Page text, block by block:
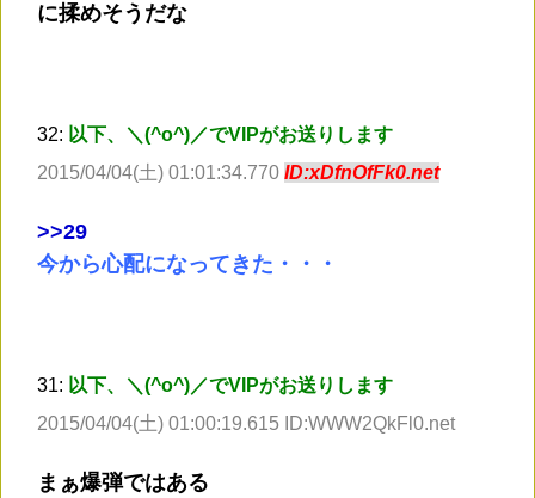
に揉めそうだな
32: 以下、＼(^o^)／でVIPがお送りします
2015/04/04(土) 01:01:34.770 ID:xDfnOfFk0.net
>>29
今から心配になってきた・・・
31: 以下、＼(^o^)／でVIPがお送りします
2015/04/04(土) 01:00:19.615 ID:WWW2QkFl0.net
まぁ爆弾ではある